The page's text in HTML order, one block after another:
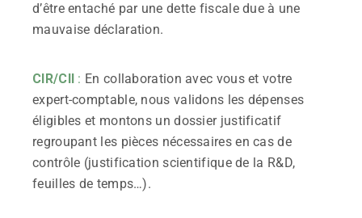
d’être entaché par une dette fiscale due à une
mauvaise déclaration.
CIR/CII : En collaboration avec vous et votre
expert-comptable, nous validons les dépenses
éligibles et montons un dossier justificatif
regroupant les pièces nécessaires en cas de
contrôle (justification scientifique de la R&D,
feuilles de temps…).